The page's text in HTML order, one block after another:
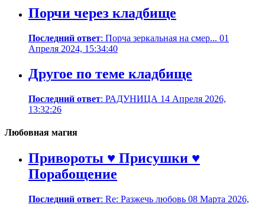
Порчи через кладбище
Последний ответ: Порча зеркальная на смер... 01
Апреля 2024, 15:34:40
Другое по теме кладбище
Последний ответ: РАДУНИЦА 14 Апреля 2026,
13:32:26
Любовная магия
Привороты ♥ Присушки ♥
Порабощение
Последний ответ: Re: Разжечь любовь 08 Марта 2026,